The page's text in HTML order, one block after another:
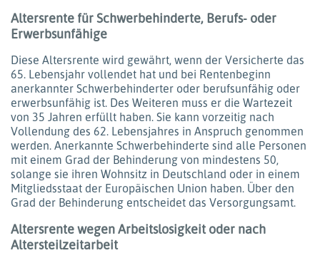
Altersrente für Schwerbehinderte, Berufs- oder
Erwerbsunfähige
Diese Altersrente wird gewährt, wenn der Versicherte das
65. Lebensjahr vollendet hat und bei Rentenbeginn
anerkannter Schwerbehinderter oder berufsunfähig oder
erwerbsunfähig ist. Des Weiteren muss er die Wartezeit
von 35 Jahren erfüllt haben. Sie kann vorzeitig nach
Vollendung des 62. Lebensjahres in Anspruch genommen
werden. Anerkannte Schwerbehinderte sind alle Personen
mit einem Grad der Behinderung von mindestens 50,
solange sie ihren Wohnsitz in Deutschland oder in einem
Mitgliedsstaat der Europäischen Union haben. Über den
Grad der Behinderung entscheidet das Versorgungsamt.
Altersrente wegen Arbeitslosigkeit oder nach
Altersteilzeitarbeit